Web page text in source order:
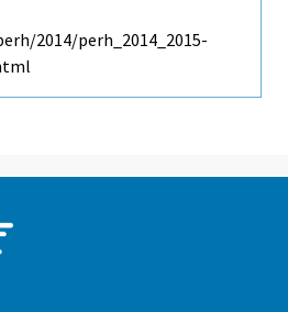
2014/perh_2014_2015-